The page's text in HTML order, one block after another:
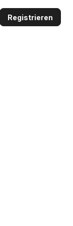
Registrieren